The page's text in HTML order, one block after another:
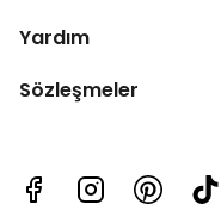
Yardım
Sözleşmeler